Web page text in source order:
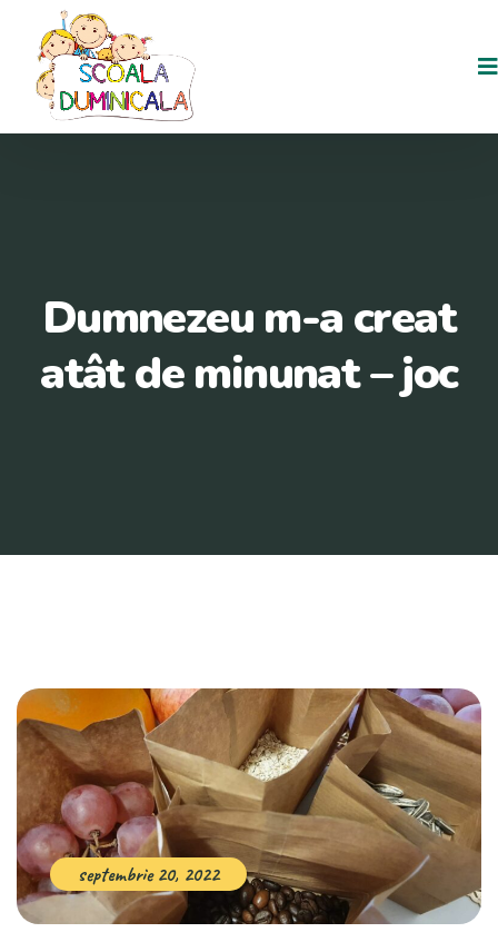
Dumnezeu m-a creat
atât de minunat – joc
septembrie 20, 2022